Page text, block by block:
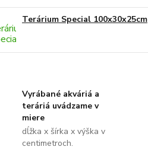
Terárium Special 100x30x25cm
Vyrábané akváriá a
teráriá uvádzame v
miere
dĺžka x šírka x výška v
centimetroch.